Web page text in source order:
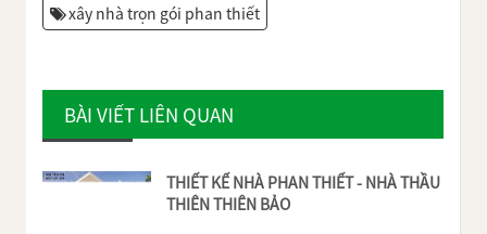
xây nhà trọn gói phan thiết
BÀI VIẾT LIÊN QUAN
THIẾT KẾ NHÀ PHAN THIẾT - NHÀ THẦU
THIÊN THIÊN BẢO